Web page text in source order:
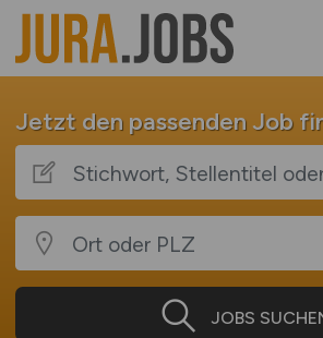
Jetzt den passenden Job
JOBS